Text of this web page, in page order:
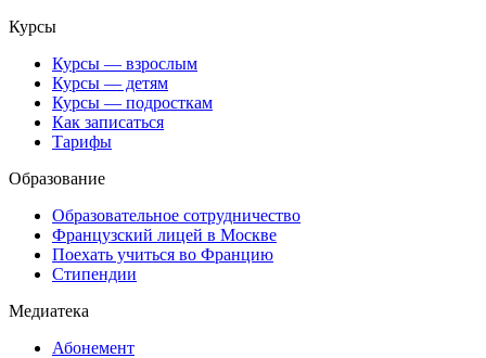
Курсы
Курсы — взрослым
Курсы — детям
Курсы — подросткам
Как записаться
Тарифы
Образование
Образовательное сотрудничество
Французский лицей в Москве
Поехать учиться во Францию
Стипендии
Медиатека
Абонемент